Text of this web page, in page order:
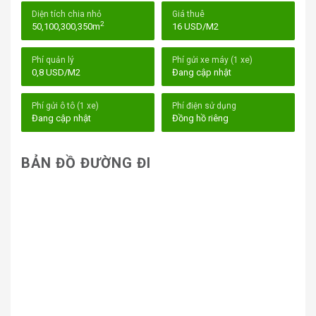
Toà nhà Saigonbank Building Quận 7
Diện tích chia nhỏ
50,100,300,350m2
Giá thuê
16 USD/M2
Phí quản lý
0,8 USD/M2
Phí gửi xe máy (1 xe)
Đang cập nhật
Phí gửi ô tô (1 xe)
Đang cập nhật
Phí điện sử dụng
Đồng hồ riêng
BẢN ĐỒ ĐƯỜNG ĐI